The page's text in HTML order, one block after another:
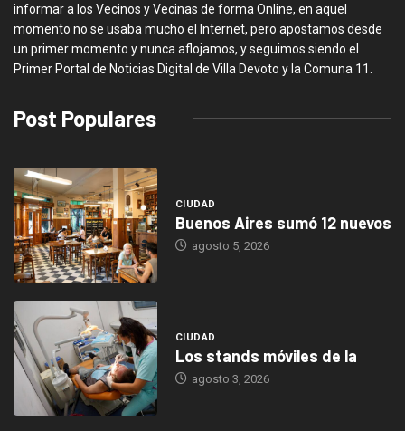
informar a los Vecinos y Vecinas de forma Online, en aquel
momento no se usaba mucho el Internet, pero apostamos desde
un primer momento y nunca aflojamos, y seguimos siendo el
Primer Portal de Noticias Digital de Villa Devoto y la Comuna 11.
Post Populares
CIUDAD
Buenos Aires sumó 12 nuevos
agosto 5, 2026
CIUDAD
Los stands móviles de la
agosto 3, 2026